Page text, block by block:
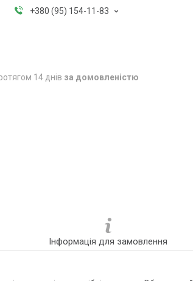
+380 (95) 154-11-83
14 днів за домовленістю
Інформація для замовлення